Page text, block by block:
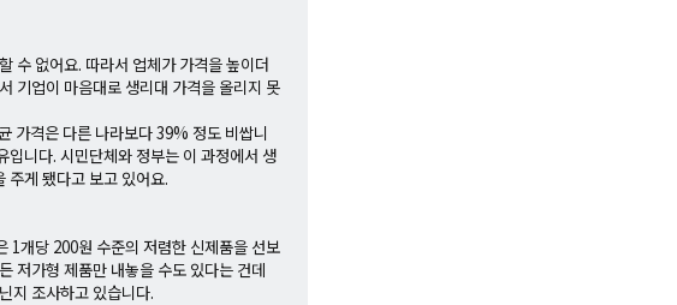
수 없어요. 따라서 업체가 가격을 높이더
기업이 마음대로 생리대 가격을 올리지 못
가격은 다른 나라보다 39% 정도 비쌉니
니다. 시민단체와 정부는 이 과정에서 생
주게 됐다고 보고 있어요.
1개당 200원 수준의 저렴한 신제품을 선보
저가형 제품만 내놓을 수도 있다는 건데
지 조사하고 있습니다.